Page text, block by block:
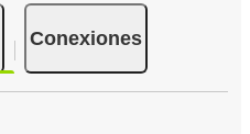
Conexiones